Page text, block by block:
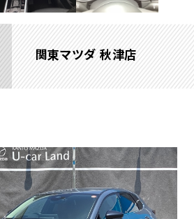
関東マツダ 秋津店